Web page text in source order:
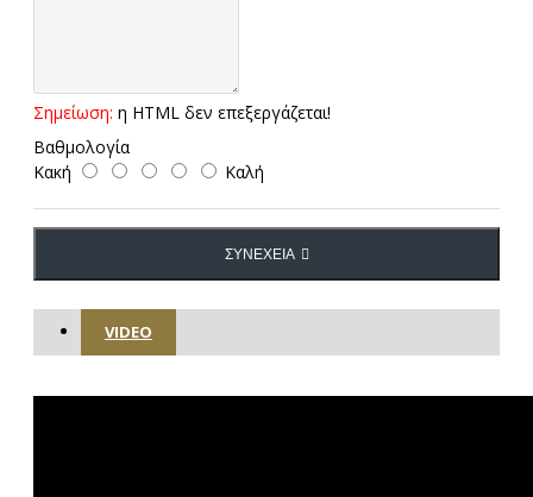
Σημείωση: η HTML δεν επεξεργάζεται!
Βαθμολογία
Κακή
Καλή
ΣΥΝΈΧΕΙΑ
VIDEO